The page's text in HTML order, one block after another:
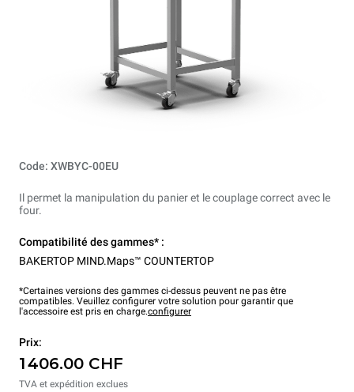
Code: XWBYC-00EU
Il permet la manipulation du panier et le couplage correct avec le
four.
Compatibilité des gammes* :
BAKERTOP MIND.Maps™ COUNTERTOP
*Certaines versions des gammes ci-dessus peuvent ne pas être
compatibles. Veuillez configurer votre solution pour garantir que
l'accessoire est pris en charge.configurer
Prix:
1 406.00 CHF
TVA et expédition exclues